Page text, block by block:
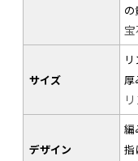
宝
サイズ
厚
デザイン
編
指